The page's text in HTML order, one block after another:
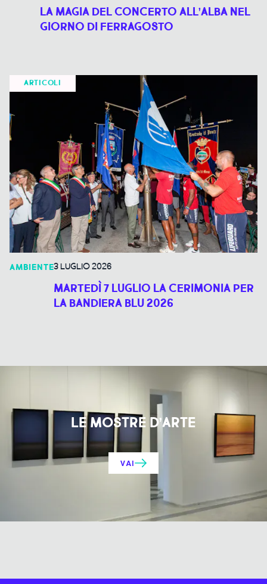
LA MAGIA DEL CONCERTO ALL’ALBA NEL
GIORNO DI FERRAGOSTO
ARTICOLI
AMBIENTE3 LUGLIO 2026
MARTEDÌ 7 LUGLIO LA CERIMONIA PER
LA BANDIERA BLU 2026
LE MOSTRE D’ARTE
VAI